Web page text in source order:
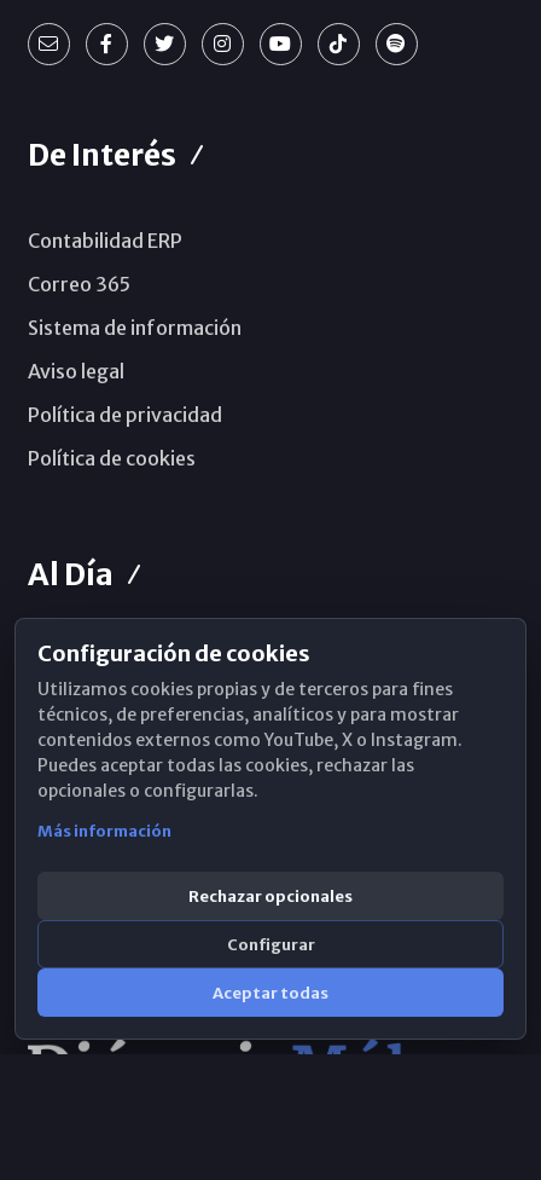
De Interés
Contabilidad ERP
Correo 365
Sistema de información
Aviso legal
Política de privacidad
Política de cookies
Al Día
Horarios de Misa
Hemeroteca
WhatsApp
Configuración de cookies
Utilizamos cookies propias y de terceros para fines
técnicos, de preferencias, analíticos y para mostrar
contenidos externos como YouTube, X o Instagram.
Puedes aceptar todas las cookies, rechazar las
opcionales o configurarlas.
Más información
Rechazar opcionales
Configurar
Aceptar todas